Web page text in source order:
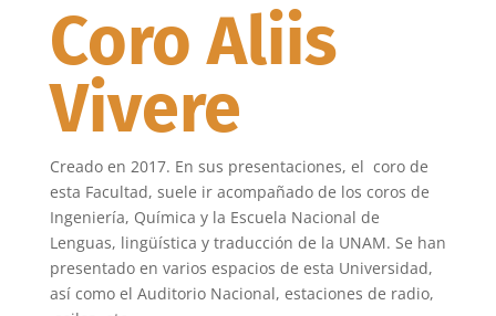
Coro Aliis
Vivere
Creado en 2017. En sus presentaciones, el coro de
esta Facultad, suele ir acompañado de los coros de
Ingeniería, Química y la Escuela Nacional de
Lenguas, lingüística y traducción de la UNAM. Se han
presentado en varios espacios de esta Universidad,
así como el Auditorio Nacional, estaciones de radio,